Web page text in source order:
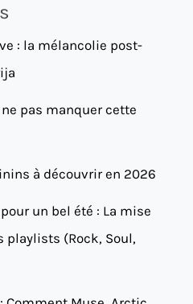
: la mélancolie post-
pas manquer cette
à découvrir en 2026
un bel été : La mise
playlists (Rock, Soul,